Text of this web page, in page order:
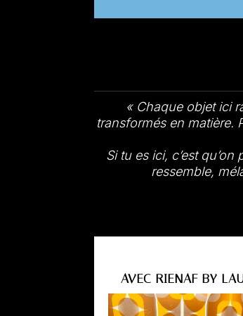
« Chaque objet ici
transformés en matière.
Si tu es ici, c’est
ressemble,
AVEC RIENAF BY